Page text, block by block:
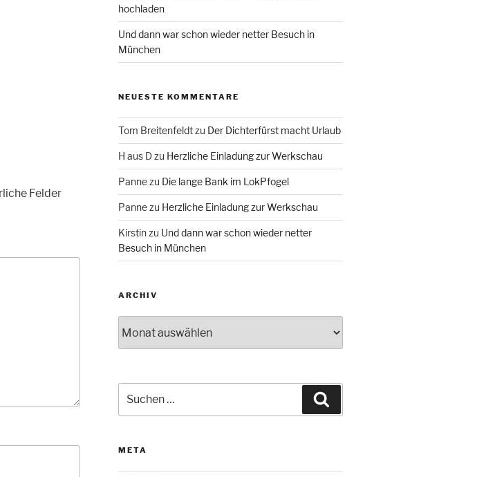
Felder
hochladen
Und dann war schon wieder netter Besuch in
München
NEUESTE KOMMENTARE
Tom Breitenfeldtzu Der Dichterfürst macht Urlaub
H aus Dzu Herzliche Einladung zur Werkschau
Pannezu Die lange Bank im LokPfogel
Pannezu Herzliche Einladung zur Werkschau
Kirstinzu Und dann war schon wieder netter
Besuch in München
ARCHIV
nach:
META